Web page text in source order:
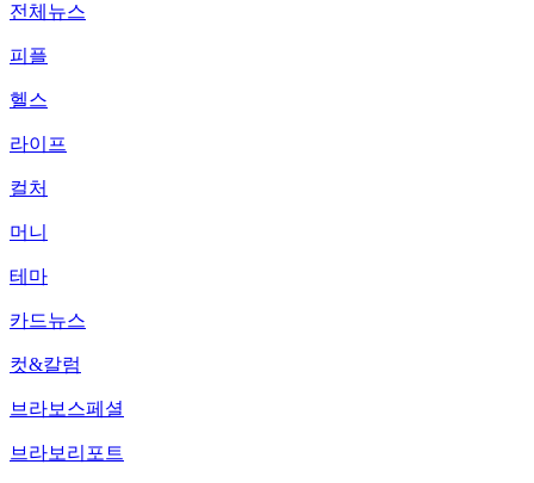
전체뉴스
피플
헬스
라이프
컬처
머니
테마
카드뉴스
컷&칼럼
브라보스페셜
브라보리포트